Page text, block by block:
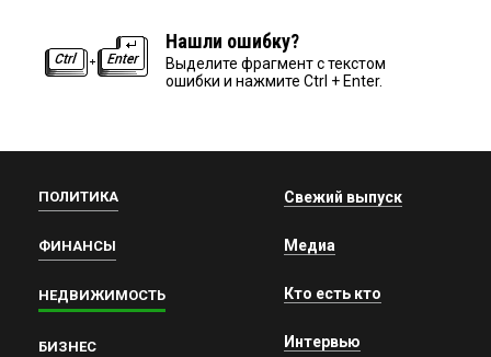
Нашли ошибку?
Выделите фрагмент с текстом
ошибки и нажмите Ctrl + Enter.
ПОЛИТИКА
ФИНАНСЫ
НЕДВИЖИМОСТЬ
БИЗНЕС
Свежий выпуск
Медиа
Кто есть кто
Интервью